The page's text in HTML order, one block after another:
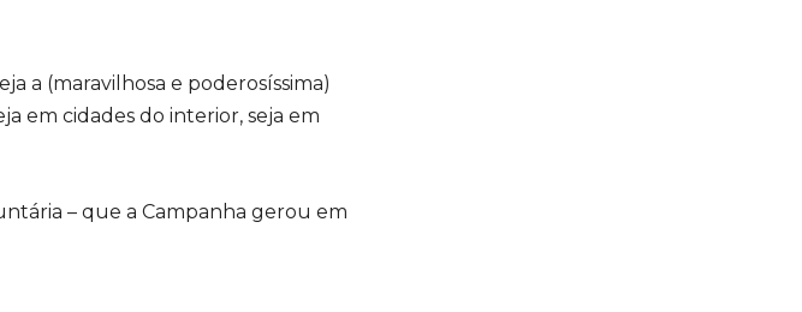
a (maravilhosa e poderosíssima)
em cidades do interior, seja em
– que a Campanha gerou em